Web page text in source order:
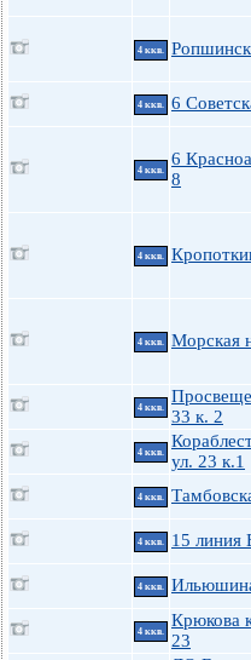
4 ккв.
4 ккв. 6
4 ккв.
6
8
4 ккв.
4 ккв. Морская
4 ккв.
33 к. 2
4 ккв.
ул. 23 к.1
4 ккв.
4 ккв. 15 линия
4 ккв.
4 ккв.
Крюкова
23